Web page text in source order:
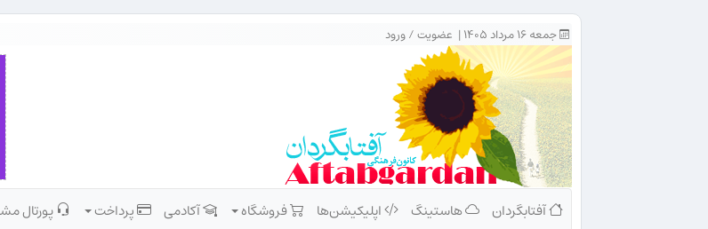
جمعه ۱۶ مرداد ۱۴۰۵ | عضویت/ورود
آفتابگردان هاستینگ اپلیکیشن‌ها فروشگاه آکادمی پرداخت پورتال